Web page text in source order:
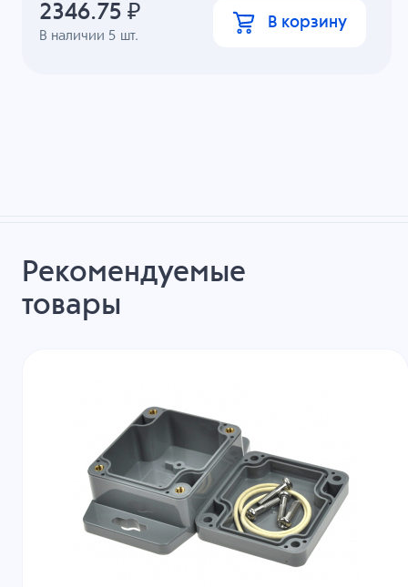
В наличии 5 шт.
2346.75 ₽ В корзину
Рекомендуемые
товары